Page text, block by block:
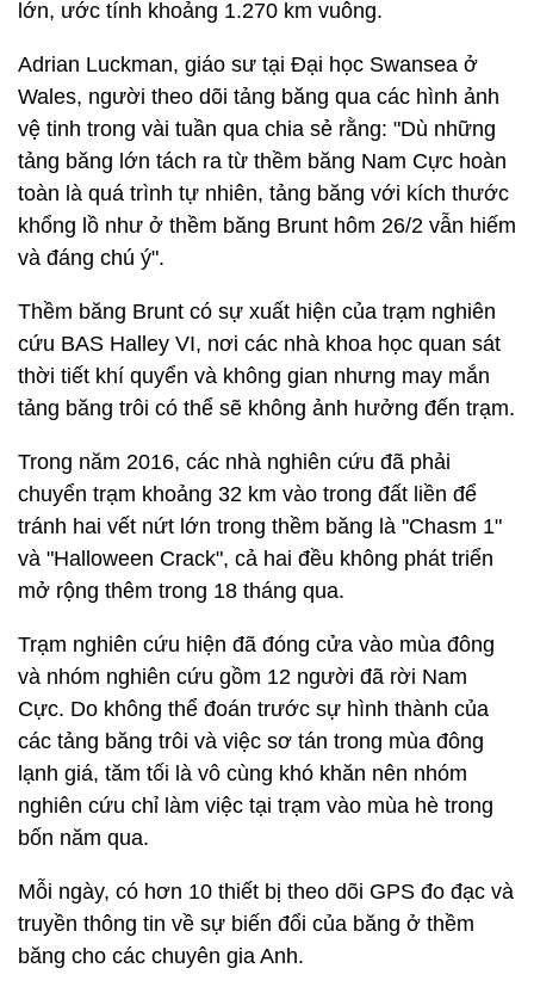
lớn, ước tính khoảng 1.270 km vuông.
Adrian Luckman, giáo sư tại Đại học Swansea ở
Wales, người theo dõi tảng băng qua các hình ảnh
vệ tinh trong vài tuần qua chia sẻ rằng: "Dù những
tảng băng lớn tách ra từ thềm băng Nam Cực hoàn
toàn là quá trình tự nhiên, tảng băng với kích thước
khổng lồ như ở thềm băng Brunt hôm 26/2 vẫn hiếm
và đáng chú ý".
Thềm băng Brunt có sự xuất hiện của trạm nghiên
cứu BAS Halley VI, nơi các nhà khoa học quan sát
thời tiết khí quyển và không gian nhưng may mắn
tảng băng trôi có thể sẽ không ảnh hưởng đến trạm.
Trong năm 2016, các nhà nghiên cứu đã phải
chuyển trạm khoảng 32 km vào trong đất liền để
tránh hai vết nứt lớn trong thềm băng là "Chasm 1"
và "Halloween Crack", cả hai đều không phát triển
mở rộng thêm trong 18 tháng qua.
Trạm nghiên cứu hiện đã đóng cửa vào mùa đông
và nhóm nghiên cứu gồm 12 người đã rời Nam
Cực. Do không thể đoán trước sự hình thành của
các tảng băng trôi và việc sơ tán trong mùa đông
lạnh giá, tăm tối là vô cùng khó khăn nên nhóm
nghiên cứu chỉ làm việc tại trạm vào mùa hè trong
bốn năm qua.
Mỗi ngày, có hơn 10 thiết bị theo dõi GPS đo đạc và
truyền thông tin về sự biến đổi của băng ở thềm
băng cho các chuyên gia Anh.